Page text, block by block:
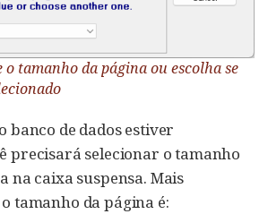
tamanho da página ou escolha se
banco de dados estiver
precisará selecionar o tamanho
na caixa suspensa. Mais
tamanho da página é: